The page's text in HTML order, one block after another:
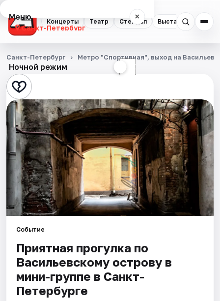
Концерты Театр Стендап Выставки
Меню ×
Санкт-Петербург
Концерты
Театр
Стендап
Выставки
Квесты
Экскурсии
Спорт
События
Города
Площадки
Артисты
Ночной режим ☾
Санкт-Петербург Метро "Спортивная", выход на
Событие
Приятная прогулка по
Васильевскому острову в
мини-группе в Санкт-
Петербурге